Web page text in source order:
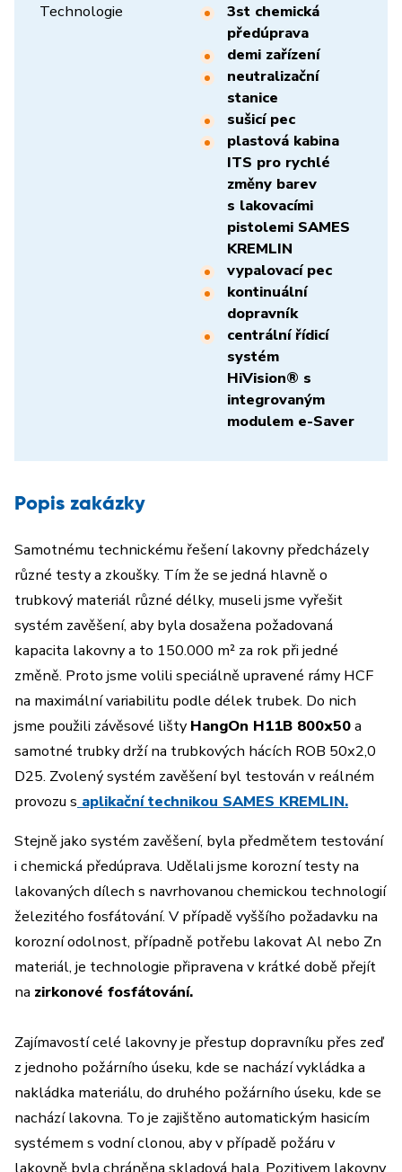
Technologie
3st chemická
předúprava
demi zařízení
neutralizační
stanice
sušicí pec
plastová kabina
ITS pro rychlé
změny barev
s lakovacími
pistolemi SAMES
KREMLIN
vypalovací pec
kontinuální
dopravník
centrální řídicí
systém
HiVision® s
integrovaným
modulem e-Saver
Popis zakázky
Samotnému technickému řešení lakovny předcházely
různé testy a zkoušky. Tím že se jedná hlavně o
trubkový materiál různé délky, museli jsme vyřešit
systém zavěšení, aby byla dosažena požadovaná
kapacita lakovny a to 150.000 m² za rok při jedné
změně. Proto jsme volili speciálně upravené rámy HCF
na maximální variabilitu podle délek trubek. Do nich
jsme použili závěsové lištyHangOn H11B 800x50a
samotné trubky drží na trubkových hácích ROB 50x2,0
D25. Zvolený systém zavěšení byl testován v reálném
provozu s aplikační technikou SAMES KREMLIN.
Stejně jako systém zavěšení, byla předmětem testování
i chemická předúprava. Udělali jsme korozní testy na
lakovaných dílech s navrhovanou chemickou technologií
železitého fosfátování. V případě vyššího požadavku na
korozní odolnost, případně potřebu lakovat Al nebo Zn
materiál, je technologie připravena v krátké době přejít
na zirkonové fosfátování.
Zajímavostí celé lakovny je přestup dopravníku přes zeď
z jednoho požárního úseku, kde se nachází vykládka a
nakládka materiálu, do druhého požárního úseku, kde se
nachází lakovna. To je zajištěno automatickým hasicím
systémem s vodní clonou, aby v případě požáru v